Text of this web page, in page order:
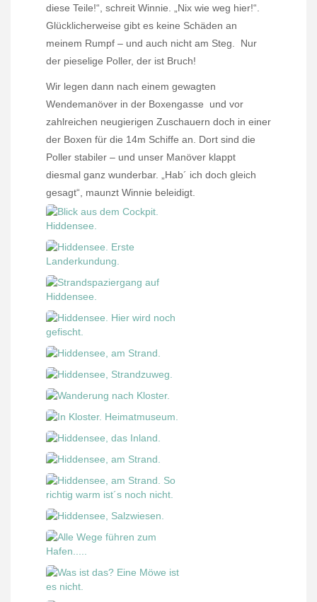
diese Teile!“, schreit Winnie. „Nix wie weg hier!“.
Glücklicherweise gibt es keine Schäden an
meinem Rumpf – und auch nicht am Steg.
Nur
der pieselige Poller, der ist Bruch!
Wir legen dann nach einem gewagten
Wendemanöver in der Boxengasse
und vor
zahlreichen neugierigen Zuschauern doch in einer
der Boxen für die 14m Schiffe an. Dort sind die
Poller stabiler – und unser Manöver klappt
diesmal ganz wunderbar. „Hab´ ich doch gleich
gesagt“, maunzt Winnie beleidigt.